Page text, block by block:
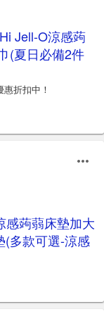
Jell-O涼感蒟
(夏日必備2件
折扣中！
感蒟蒻床墊加大
(多款可選-涼感